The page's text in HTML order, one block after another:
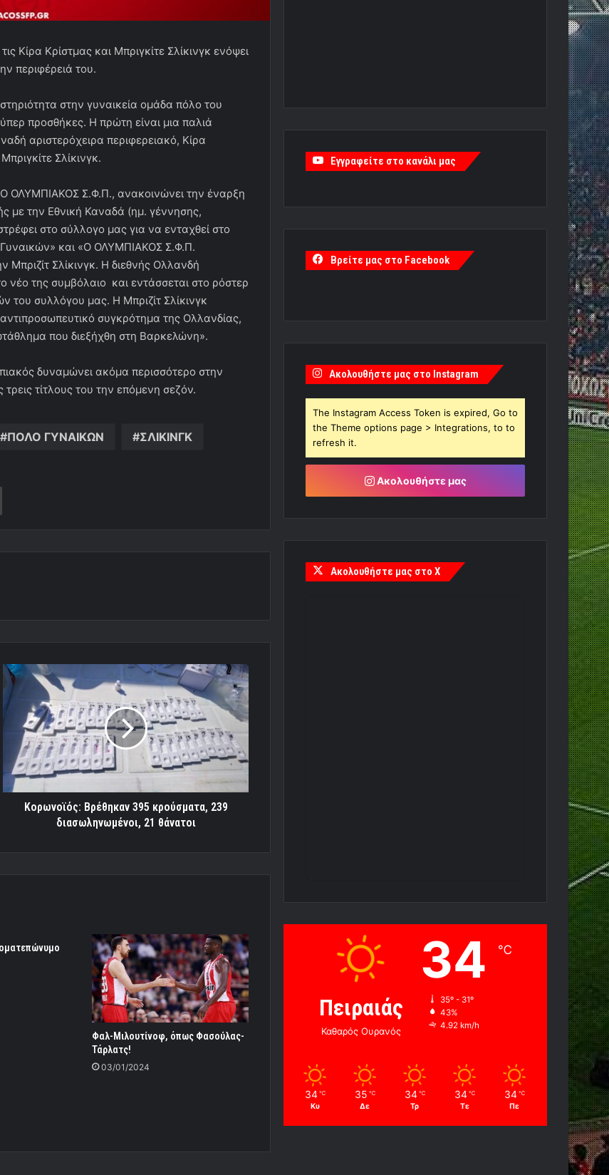
Κίρα Κρίστμας και Μπριγκίτε Σλίκινγκ ενόψει
περιφέρειά του.
στην γυναικεία ομάδα πόλο του
προσθήκες. Η πρώτη είναι μια παλιά
αριστερόχειρα περιφερειακό, Κίρα
Σλίκινγκ.
ΟΛΥΜΠΙΑΚΟΣ Σ.Φ.Π., ανακοινώνει την έναρξη
με την Εθνική Καναδά (ημ. γέννησης,
στο σύλλογο μας για να ενταχθεί στο
και «Ο ΟΛΥΜΠΙΑΚΟΣ Σ.Φ.Π.
Mπριζίτ Σλίκινγκ. Η διεθνής Ολλανδή
της συμβόλαιο και εντάσσεται στο ρόστερ
συλλόγου μας. Η Μπριζίτ Σλίκινγκ
συγκρότημα της Ολλανδίας,
που διεξήχθη στη Βαρκελώνη».
δυναμώνει ακόμα περισσότερο στην
τίτλους του την επόμενη σεζόν.
ΠΟΛΟ ΓΥΝΑΙΚΩΝ ΣΛΙΚΙΝΓΚ
ταχυδρομείου
Εκτύπωση
Κορωνοϊός:
Βρέθηκαν
395
κρούσματα,
διασωληνωμένοι,
θάνατοι
Κορωνοϊός: Βρέθηκαν 395 κρούσματα, 239
διασωληνωμένοι, 21 θάνατοι
Φαλ-Μιλουτίνοφ, όπως Φασούλας-
Τάρλατς!
03/01/2024
Εγγραφείτε στο κανάλι μας
Βρείτε μας στο Facebook
Ακολουθήστε μας στο Instagram
The Instagram Access Token is expired, Go to
the Theme options page > Integrations, to to
refresh it.
Ακολουθήστε μας
Ακολουθήστε μας στο X
Πειραιάς
Καθαρός Ουρανός
34 ℃
35º - 31º
43%
4.92 km/h
34 ℃
Κυ
35 ℃
Δε
34 ℃
Τρ
34 ℃
Τε
34 ℃
Πε